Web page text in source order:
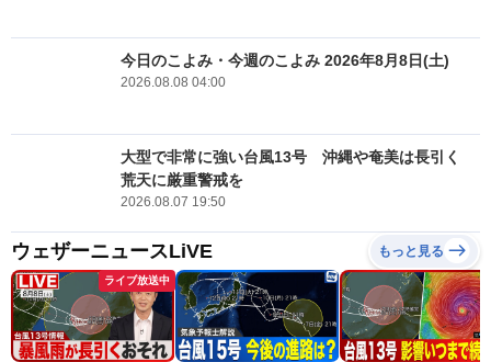
今日のこよみ・今週のこよみ 2026年8月8日(土)
2026.08.08 04:00
大型で非常に強い台風13号 沖縄や奄美は長引く
荒天に厳重警戒を
2026.08.07 19:50
ウェザーニュースLiVE もっと見る
ライブ放送中